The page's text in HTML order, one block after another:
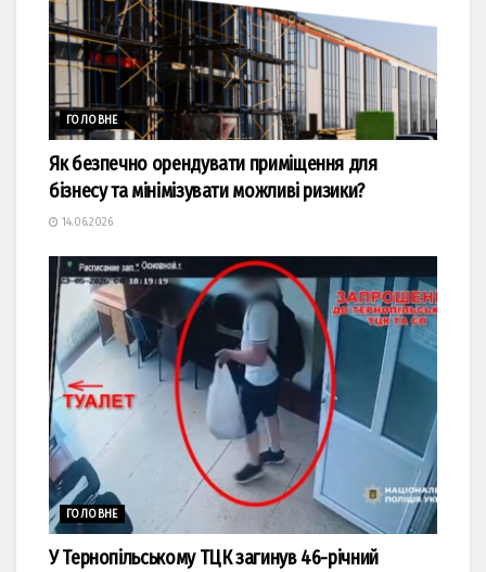
ГОЛОВНЕ
Як безпечно орендувати приміщення для
бізнесу та мінімізувати можливі ризики?
14.06.2026
ГОЛОВНЕ
У Тернопільському ТЦК загинув 46-річний